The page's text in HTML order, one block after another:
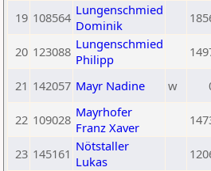
19 108564 Lungenschmied
Dominik
20 123088 Lungenschmied
Philipp
21 142057 Mayr Nadine w
22 109028 Mayrhofer
Franz Xaver
23 145161 Nötstaller
Lukas